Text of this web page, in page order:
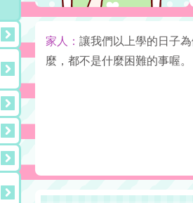
家人： 讓我們以上學的日子
麼，都不是什麼困難的事喔。